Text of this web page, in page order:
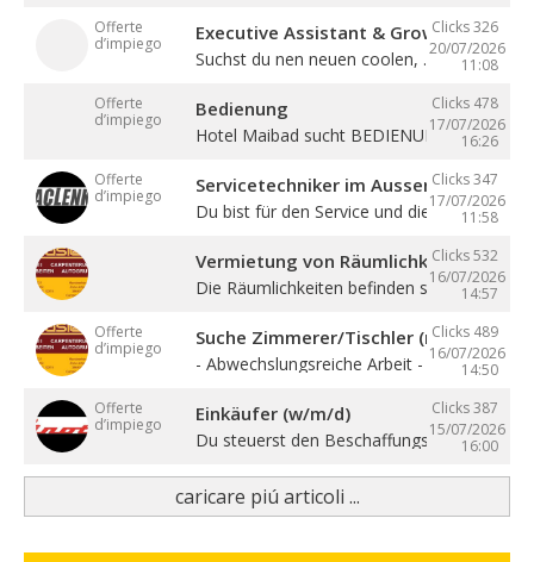
Offerte
d’impiego
Clicks 326
20/07/2026
11:08
Executive Assistant & Growth Partner
Suchst du nen neuen coolen, ...
Offerte
d’impiego
Clicks 478
17/07/2026
16:26
Bedienung
Hotel Maibad sucht BEDIENUNG für ...
Offerte
d’impiego
Clicks 347
17/07/2026
11:58
Servicetechniker im Aussendienst (w/
Du bist für den Service und die ...
Clicks 532
16/07/2026
14:57
Vermietung von Räumlichkeiten,
Die Räumlichkeiten befinden sich zentral in
Offerte
d’impiego
Clicks 489
16/07/2026
14:50
Suche Zimmerer/Tischler (m/w/d),
- Abwechslungsreiche Arbeit - Sehr gute ...
Offerte
d’impiego
Clicks 387
15/07/2026
16:00
Einkäufer (w/m/d)
Du steuerst den Beschaffungsprozess von
caricare piú articoli ...